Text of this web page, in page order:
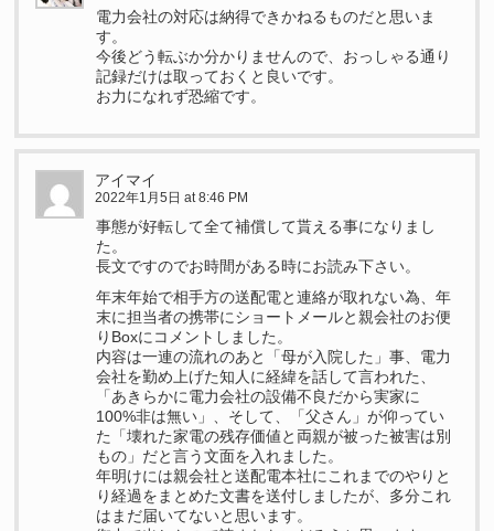
電力会社の対応は納得できかねるものだと思いま
す。
今後どう転ぶか分かりませんので、おっしゃる通り
記録だけは取っておくと良いです。
お力になれず恐縮です。
アイマイ
2022年1月5日 at 8:46 PM
事態が好転して全て補償して貰える事になりまし
た。
長文ですのでお時間がある時にお読み下さい。
年末年始で相手方の送配電と連絡が取れない為、年
末に担当者の携帯にショートメールと親会社のお便
りBoxにコメントしました。
内容は一連の流れのあと「母が入院した」事、電力
会社を勤め上げた知人に経緯を話して言われた、
「あきらかに電力会社の設備不良だから実家に
100%非は無い」、そして、「父さん」が仰ってい
た「壊れた家電の残存価値と両親が被った被害は別
もの」だと言う文面を入れました。
年明けには親会社と送配電本社にこれまでのやりと
り経過をまとめた文書を送付しましたが、多分これ
はまだ届いてないと思います。